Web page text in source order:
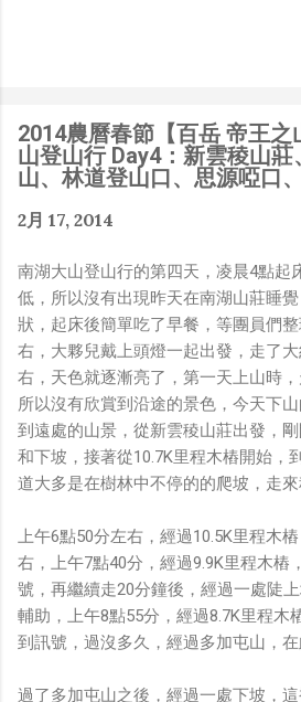
人，那我還在這幹嘛？？？（笑）”
們還在研究那個眼鏡時，常聽到像
什麼黑科技 』，這類沒有建設性、
來的話，而我也是不以為然。坦白
SW嘴砲經理（暫且以H君稱之），
同樣身為RD，我只覺得 Shame
秀搶風頭、噁心帶風向、搞政治操作
去幫自己抬轎、有鍋直接推給下屬
言，還有職場霸凌，這些你他媽都頂
啥洨用了！） 一件理論上可以做到
被信息差，不懂加上沒實作能力去
技了（多黑？比巴西黑鮑魚還黑嗎？
也非啥黑科技，只是政府不讓你普
Ray-ban Meta 的黑科技，講白了就
致優化後的成果罷了！ 當時知道
鏡有塞入一個強大的 WiFi 6 晶片在
不會有可能是透過 WiFi P2P 或
串流（確實 Meta 的智能眼鏡，在
求開啟手機的 WiFi 開關，所以媒
2014農曆春節【百岳 帝王之
山登山行 Day4：新雲稜山莊
山、林道登山口、思源啞口
2月 17, 2014
南湖大山登山行的第四天，凌晨4點起
低，所以沒有出現昨天在南湖山莊睡
狀，起床後簡單吃了早餐，等團員們
右，大夥兒戴上頭燈一起出發，走了
右，天色就逐漸亮了，第一天上山時
所以沒有欣賞到沿途的景色，今天下
到遠處的山景，從新雲稜山莊出發，
和下坡，接著從10.7K里程木樁開始，
道大多是在樹林中不停的的爬坡，走來
上午6點50分左右，經過10.5K里程木
右，上午7點40分，經過9.9K里程木樁
號，再繼續走20分鐘後，經過一處陡
輔助，上午8點55分，經過8.7K里程木
到訊號，過沒多久，經過多加屯山，在
過了多加屯山之後，經過一處下坡，